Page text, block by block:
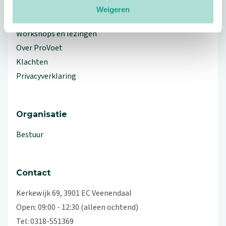
Weigeren
Workshops en lezingen
Over ProVoet
Klachten
Privacyverklaring
Organisatie
Bestuur
Contact
Kerkewijk 69, 3901 EC Veenendaal
Open: 09:00 - 12:30 (alleen ochtend)
Tel: 0318-551369